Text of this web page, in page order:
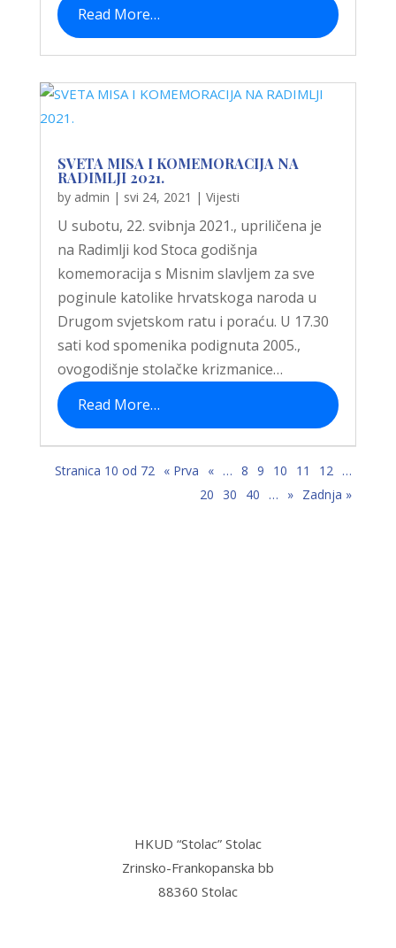
Read More…
SVETA MISA I KOMEMORACIJA NA
RADIMLJI 2021.
by admin | svi 24, 2021 | Vijesti
U subotu, 22. svibnja 2021., upriličena je
na Radimlji kod Stoca godišnja
komemoracija s Misnim slavljem za sve
poginule katolike hrvatskoga naroda u
Drugom svjetskom ratu i poraću. U 17.30
sati kod spomenika podignuta 2005.,
ovogodišnje stolačke krizmanice…
Read More…
Stranica 10 od 72 « Prva « … 8 9 10 11 12 …
20
30 40 … » Zadnja »
HKUD “Stolac” Stolac
Zrinsko-Frankopanska bb
88360 Stolac